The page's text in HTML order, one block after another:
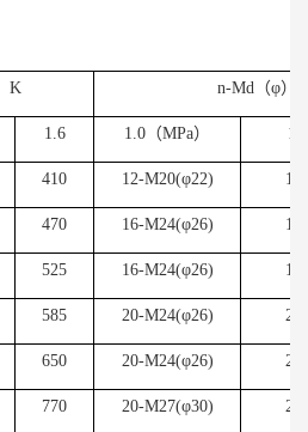
K n-Md （φ）
1.6 1.0 （MPa） 1.6
410 12-M20(φ22)
470 16-M24(φ26)
525 16-M24(φ26)
585 20-M24(φ26)
650 20-M24(φ26)
770 20-M27(φ30)